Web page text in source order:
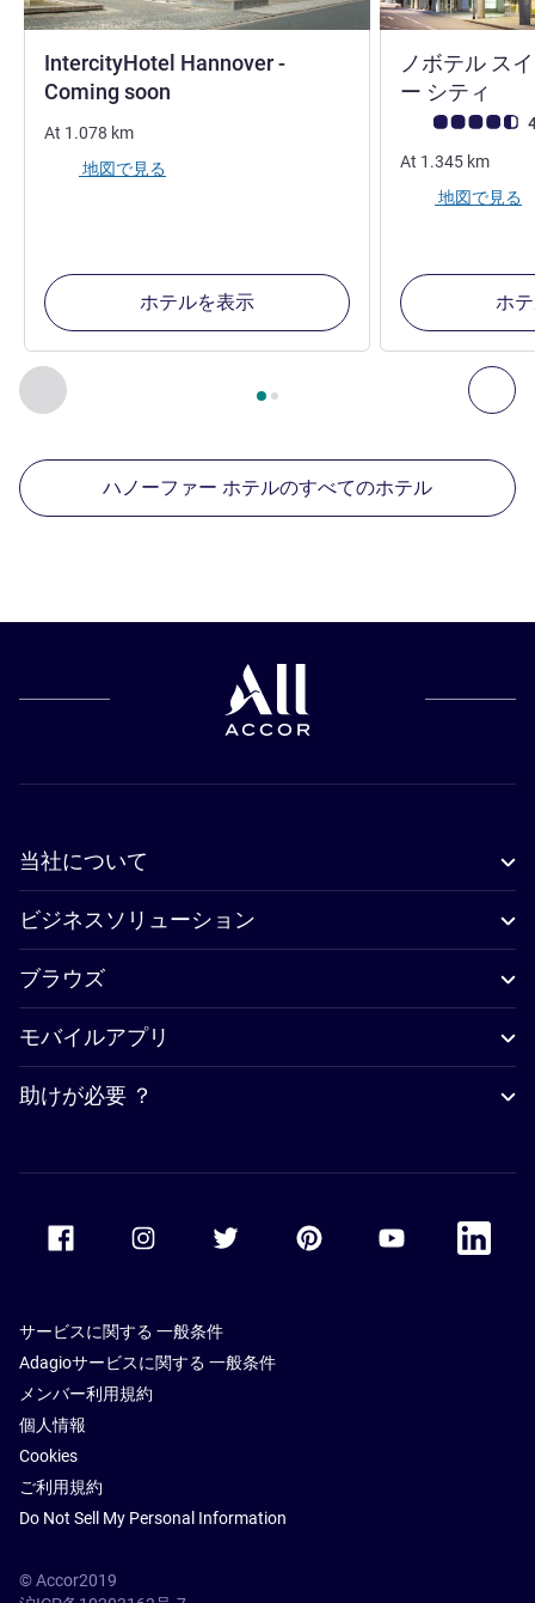
前に戻る - 周辺の他の施設 次
2ページ中 , 周辺の他の施設 1 :, 周辺の他の施設 2
IntercityHotel Hannover -
Coming soon
At 1.078 km
地図で見る
ホテルを表示
ノボテル ス
ー シティ
お客さまの声 (
At 1.345 km
地図で見る
ホ
ハノーファー ホテルのすべてのホテル
当社について
ビジネスソリューション
ブラウズ
モバイルアプリ
助けが必要 ？
Accor Youtube
Accor
サービスに関する 一般条件
Adagioサービスに関する 一般条件
メンバー利用規約
個人情報
Cookies
ご利用規約
Do Not Sell My Personal Information
© Accor2019